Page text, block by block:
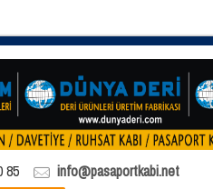
85 info@pasaportkabi.net